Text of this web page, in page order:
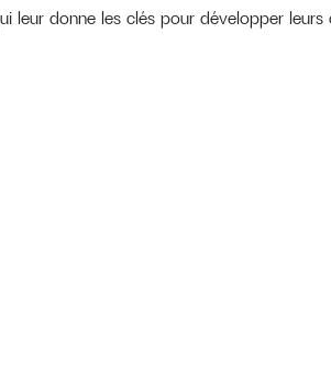
leur donne les clés pour développer leurs